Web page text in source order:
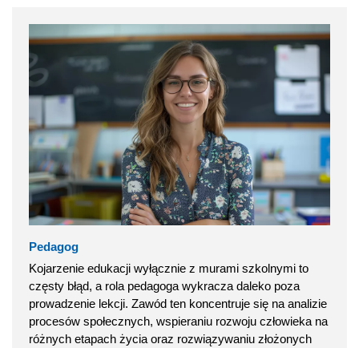
Pedagog
Kojarzenie edukacji wyłącznie z murami szkolnymi to
częsty błąd, a rola pedagoga wykracza daleko poza
prowadzenie lekcji. Zawód ten koncentruje się na analizie
procesów społecznych, wspieraniu rozwoju człowieka na
różnych etapach życia oraz rozwiązywaniu złożonych